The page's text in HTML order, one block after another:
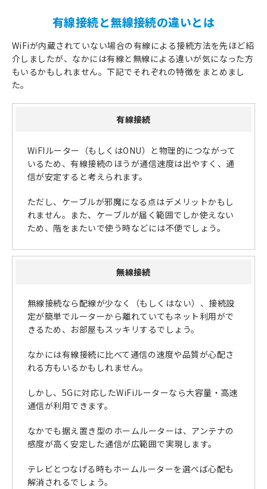
有線接続と無線接続の違いとは
WiFiが内蔵されていない場合の有線による接続方法を先ほど紹
介しましたが、なかには有線と無線による違いが気になった方
もいるかもしれません。下記でそれぞれの特徴をまとめまし
た。
有線接続
WiFIルーター（もしくはONU）と物理的につながって
いるため、有線接続のほうが通信速度は出やすく、通
信が安定すると考えられます。
ただし、ケーブルが邪魔になる点はデメリットかもし
れません。また、ケーブルが届く範囲でしか使えない
ため、階をまたいで使う時などには不便でしょう。
無線接続
無線接続なら配線が少なく（もしくはない）、接続設
定が簡単でルーターから離れていてもネット利用がで
きるため、お部屋もスッキリするでしょう。
なかには有線接続に比べて通信の速度や品質が心配さ
れる方もいるかもしれません。
しかし、5Gに対応したWiFiルーターなら大容量・高速
通信が利用できます。
なかでも据え置き型のホームルーターは、アンテナの
感度が高く安定した通信が広範囲で実現します。
テレビとつなげる時もホームルーターを選べば心配も
解消されるでしょう。